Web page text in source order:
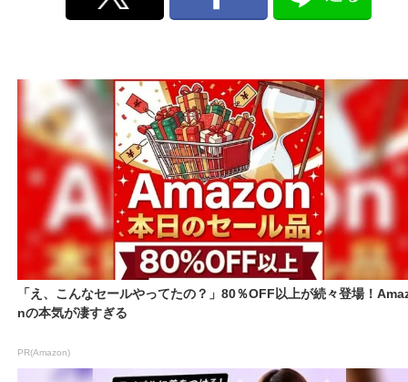
「え、こんなセールやってたの？」80％OFF以上が続々登場！
nの本気が凄すぎる
PR(Amazon)